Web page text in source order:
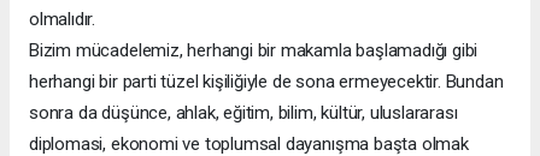
olmalıdır.
Bizim mücadelemiz, herhangi bir makamla başlamadığı gibi
herhangi bir parti tüzel kişiliğiyle de sona ermeyecektir. Bundan
sonra da düşünce, ahlak, eğitim, bilim, kültür, uluslararası
diplomasi, ekonomi ve toplumsal dayanışma başta olmak